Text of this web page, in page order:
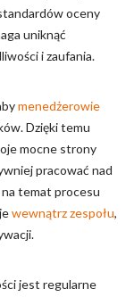
oceny
uniknąć
i zaufania.
menedżerowie
Dzięki temu
mocne strony
pracować nad
temat procesu
wewnątrz zespołu,
jest regularne